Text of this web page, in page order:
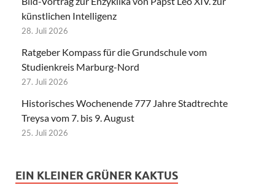
künstlichen Intelligenz
28. Juli 2026
Ratgeber Kompass für die Grundschule vom
Studienkreis Marburg-Nord
27. Juli 2026
Historisches Wochenende 777 Jahre Stadtrechte
Treysa vom 7. bis 9. August
25. Juli 2026
EIN KLEINER GRÜNER KAKTUS